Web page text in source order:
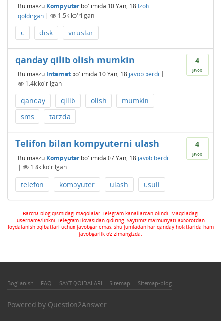
Bu mavzu Kompyuterbo'limida 10 Yan, 18 Izoh
qoldirgan | 1.5k ko'rilgan
c disk viruslar
4
javob
qanday qilib olish mumkin
Bu mavzu Internet bo'limida 10 Yan, 18 javob berdi |
1.4k ko'rilgan
qanday qilib olish
mumkin
sms
tarzda
4
javob
Telifon bilan kompyuterni ulash
Bu mavzu Kompyuterbo'limida 07 Yan, 18 javob berdi
|
1.8k ko'rilgan
telefon kompyuter ulash usuli
Barcha blog qismidagi maqolalar Telegram kanallardan olindi. Maqoladagi
username/linkni Telegram ilovasidan qidiring. Saytimiz ma'muriyati axborotdan
foydalanish oqibatlari uchun javobgar emas, shu jumladan har qanday holatlarida ham
javobgarlik o'z zimangizda.
Bog'lanish FAQ SAYT QOIDALARI Sitemap Sitemap-blog
Powered by Question2Answer